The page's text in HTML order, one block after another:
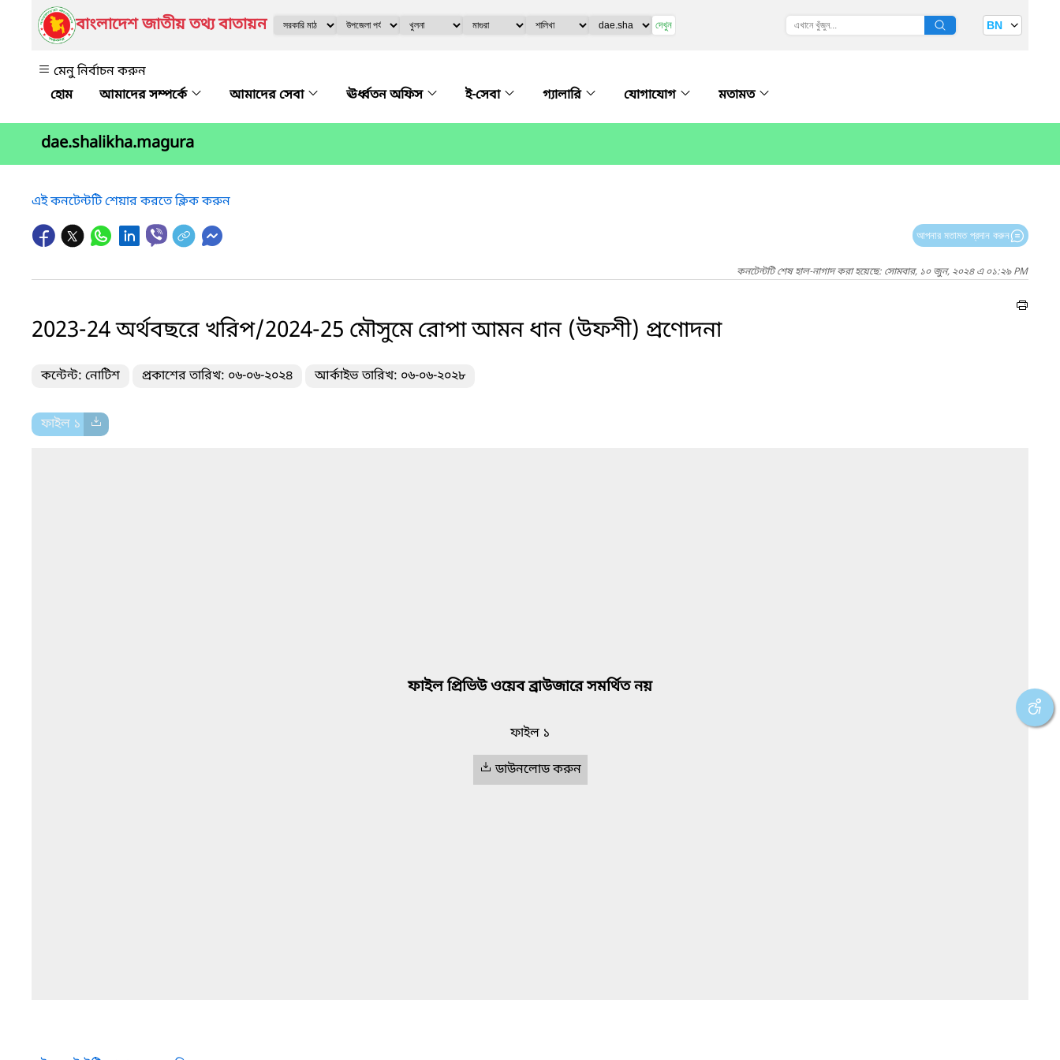
বাংলাদেশ জাতীয় তথ্য বাতায়ন দেখুন BN
মেনু নির্বাচন করুন
আমাদের সম্পর্কে
আমাদের সেবা ঊর্ধ্বতন অফিস ই-সেবা গ্যালারি যোগাযোগ মতামত
dae.shalikha.magura
এই কনটেন্টটি শেয়ার করতে ক্লিক করুন
আপনার মতামত প্রদান করুন
কনটেন্টটি শেষ হাল-নাগাদ করা হয়েছে: সোমবার, ১০ জুন, ২০২৪ এ ০১:২৯ PM
2023-24 অর্থবছরে খরিপ/2024-25 মৌসুমে রোপা আমন ধান (উফশী) প্রণোদনা
কন্টেন্ট: নোটিশ প্রকাশের তারিখ: ০৬-০৬-২০২৪ আর্কাইভ তারিখ: ০৬-০৬-২০২৮
ফাইল ১
ফাইল প্রিভিউ ওয়েব ব্রাউজারে সমর্থিত নয়
ফাইল ১
ডাউনলোড করুন